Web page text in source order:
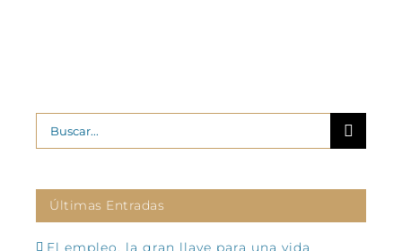
Buscar:
Últimas Entradas
El empleo, la gran llave para una vida